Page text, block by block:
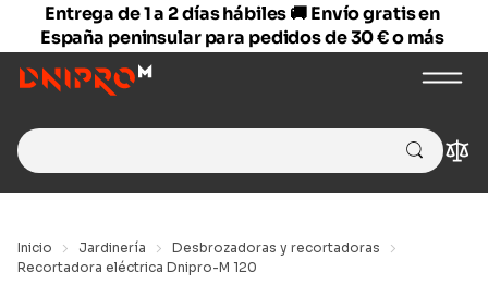
Entrega de 1 a 2 días hábiles 🚚 Envío gratis en
España peninsular para pedidos de 30 € o más
Search
for:
Inicio Jardinería
Desbrozadoras y recortadoras
Recortadora eléctrica Dnipro-M 120